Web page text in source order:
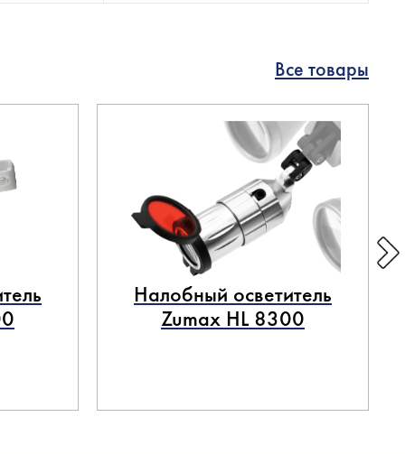
Все товары
Налобный осветитель
Zumax HL 8300